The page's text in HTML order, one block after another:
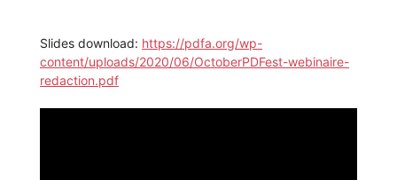
Slides download: https://pdfa.org/wp-
content/uploads/2020/06/OctoberPDFest-webinaire-
redaction.pdf